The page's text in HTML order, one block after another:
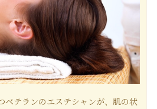
ベテランのエステシャンが、肌の状